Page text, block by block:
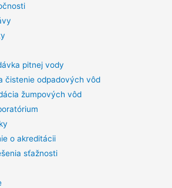
pitnej vody
čistenie odpadových vôd
žumpových vôd
o akreditácii
sťažnosti